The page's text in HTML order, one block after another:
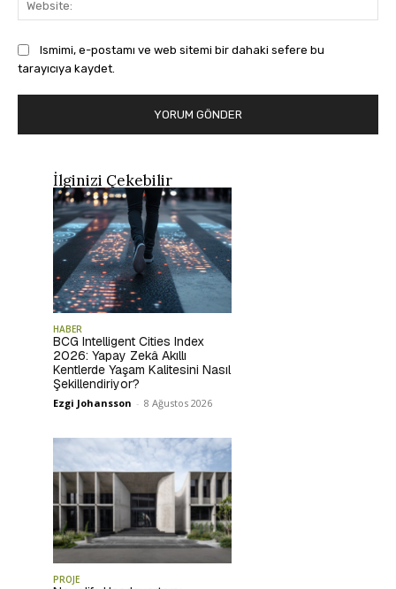
Ismimi, e-postamı ve web sitemi bir dahaki sefere bu
tarayıcıya kaydet.
İlginizi Çekebilir
HABER
BCG Intelligent Cities Index
2026: Yapay Zekâ Akıllı
Kentlerde Yaşam Kalitesini Nasıl
Şekillendiriyor?
Ezgi Johansson - 8 Ağustos 2026
PROJE